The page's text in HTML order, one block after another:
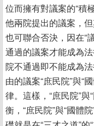
位而擁有對議案的“積
他兩院提出的議案，
也可聯合否決，因在“
通過的議案才能成為
院不通過即不能成為
由的議案“庶民院”與“
律。這樣，“庶民院”與
衡，“庶民院”與“國體